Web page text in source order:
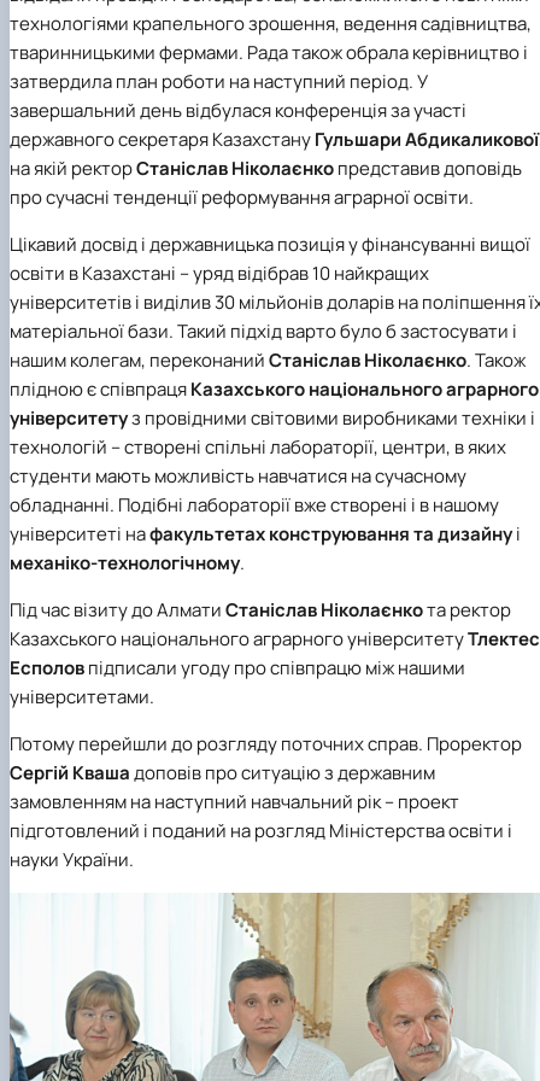
технологіями крапельного зрошення, ведення садівництва,
тваринницькими фермами. Рада також обрала керівництво і
затвердила план роботи на наступний період. У
завершальний день відбулася конференція за участі
державного секретаря КазахстануГульшари Абдикаликової
на якій ректорСтаніслав Ніколаєнкопредставив доповідь
про сучасні тенденції реформування аграрної освіти.
Цікавий досвід і державницька позиція у фінансуванні вищої
освіти в Казахстані – уряд відібрав 10 найкращих
університетів і виділив 30 мільйонів доларів на поліпшення
матеріальної бази. Такий підхід варто було б застосувати і
нашим колегам, переконанийСтаніслав Ніколаєнко. Також
плідною є співпрацяКазахського національного аграрного
університетуз провідними світовими виробниками техніки і
технологій – створені спільні лабораторії, центри, в яких
студенти мають можливість навчатися на сучасному
обладнанні. Подібні лабораторії вже створені і в нашому
університеті нафакультетах конструювання та дизайнуі
механіко-технологічному.
Під час візиту до АлматиСтаніслав Ніколаєнкота ректор
Казахського національного аграрного університетуТлектес
Есполовпідписали угоду про співпрацю між нашими
університетами.
Потому перейшли до розгляду поточних справ. Проректор
Сергій Квашадоповів про ситуацію з державним
замовленням на наступний навчальний рік – проект
підготовлений і поданий на розгляд Міністерства освіти і
науки України.